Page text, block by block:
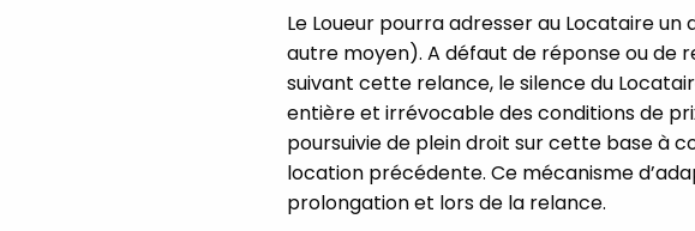
Le Loueur pourra adresser au Locataire
autre moyen). A défaut de réponse ou de
suivant cette relance, le silence du
entière et irrévocable des conditions de
poursuivie de plein droit sur cette base à
location précédente. Ce mécanisme
prolongation et lors de la relance.